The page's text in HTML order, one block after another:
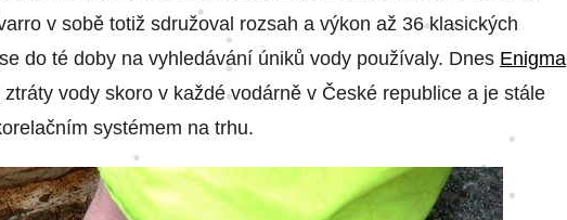
v sobě totiž sdružoval rozsah a výkon až 36 klasických
do té doby na vyhledávání úniků vody používaly. Dnes Enigma
vody skoro v každé vodárně v České republice a je stále
systémem na trhu.